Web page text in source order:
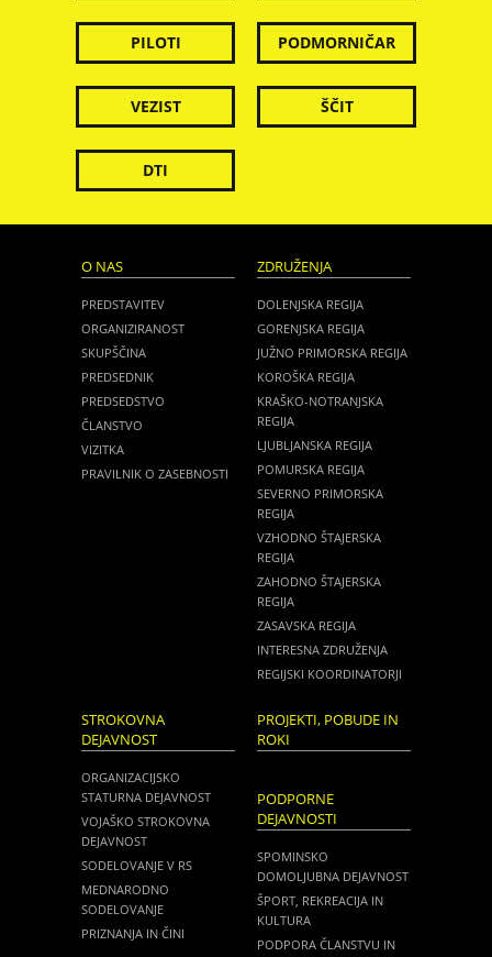
PILOTI PODMORNIČAR
VEZIST ŠČIT
DTI
O NAS
PREDSTAVITEV
ORGANIZIRANOST
SKUPŠČINA
PREDSEDNIK
PREDSEDSTVO
ČLANSTVO
VIZITKA
PRAVILNIK O ZASEBNOSTI
ZDRUŽENJA
DOLENJSKA REGIJA
GORENJSKA REGIJA
JUŽNO PRIMORSKA REGIJA
KOROŠKA REGIJA
KRAŠKO-NOTRANJSKA
REGIJA
LJUBLJANSKA REGIJA
POMURSKA REGIJA
SEVERNO PRIMORSKA
REGIJA
VZHODNO ŠTAJERSKA
REGIJA
ZAHODNO ŠTAJERSKA
REGIJA
ZASAVSKA REGIJA
INTERESNA ZDRUŽENJA
REGIJSKI KOORDINATORJI
STROKOVNA
DEJAVNOST
ORGANIZACIJSKO
STATURNA DEJAVNOST
VOJAŠKO STROKOVNA
DEJAVNOST
SODELOVANJE V RS
MEDNARODNO
SODELOVANJE
PRIZNANJA IN ČINI
PROJEKTI, POBUDE IN
ROKI
PODPORNE
DEJAVNOSTI
SPOMINSKO
DOMOLJUBNA DEJAVNOST
ŠPORT, REKREACIJA IN
KULTURA
PODPORA ČLANSTVU IN